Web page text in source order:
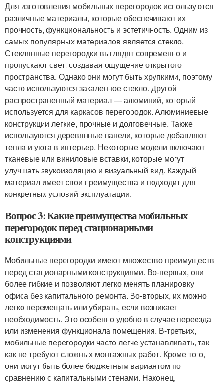
Для изготовления мобильных перегородок используются
различные материалы, которые обеспечивают их
прочность, функциональность и эстетичность. Одним из
самых популярных материалов является стекло.
Стеклянные перегородки выглядят современно и
пропускают свет, создавая ощущение открытого
пространства. Однако они могут быть хрупкими, поэтому
часто используются закаленное стекло. Другой
распространенный материал — алюминий, который
используется для каркасов перегородок. Алюминиевые
конструкции легкие, прочные и долговечные. Также
используются деревянные панели, которые добавляют
тепла и уюта в интерьер. Некоторые модели включают
тканевые или виниловые вставки, которые могут
улучшать звукоизоляцию и визуальный вид. Каждый
материал имеет свои преимущества и подходит для
конкретных условий эксплуатации.
Вопрос 3: Какие преимущества мобильных
перегородок перед стационарными
конструкциями
Мобильные перегородки имеют множество преимуществ
перед стационарными конструкциями. Во-первых, они
более гибкие и позволяют легко менять планировку
офиса без капитального ремонта. Во-вторых, их можно
легко перемещать или убирать, если возникает
необходимость. Это особенно удобно в случае переезда
или изменения функционала помещения. В-третьих,
мобильные перегородки часто легче устанавливать, так
как не требуют сложных монтажных работ. Кроме того,
они могут быть более бюджетным вариантом по
сравнению с капитальными стенами. Наконец,